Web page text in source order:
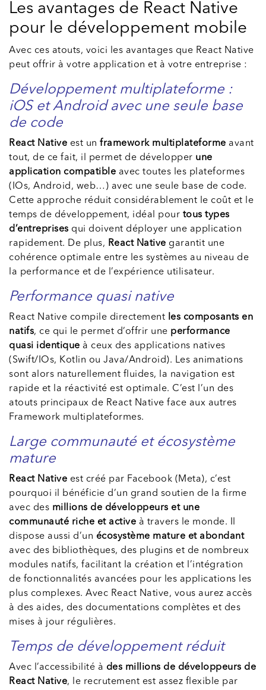
Les avantages de React Native
pour le développement mobile
Avec ces atouts, voici les avantages que React Native
peut offrir à votre application et à votre entreprise :
Développement multiplateforme :
iOS et Android avec une seule base
de code
React Native est un framework multiplateforme avant
tout, de ce fait, il permet de développer une
application compatible avec toutes les plateformes
(IOs, Android, web…) avec une seule base de code.
Cette approche réduit considérablement le coût et le
temps de développement, idéal pour tous types
d’entreprises qui doivent déployer une application
rapidement. De plus, React Native garantit une
cohérence optimale entre les systèmes au niveau de
la performance et de l’expérience utilisateur.
Performance quasi native
React Native compile directement
les composants en
natifs, ce qui le permet d’offrir une performance
quasi identique à ceux des applications natives
(Swift/IOs, Kotlin ou Java/Android). Les animations
sont alors naturellement fluides, la navigation est
rapide et la réactivité est optimale. C’est l’un des
atouts principaux de React Native face aux autres
Framework multiplateformes.
Large communauté et écosystème
mature
React Native est créé par Facebook (Meta), c’est
pourquoi il bénéficie d’un grand soutien de la firme
avec des millions de développeurs et une
communauté riche et active à travers le monde. Il
dispose aussi d’un écosystème mature et abondant
avec des bibliothèques, des plugins et de nombreux
modules natifs, facilitant la création et l’intégration
de fonctionnalités avancées pour les applications les
plus complexes. Avec React Native, vous aurez accès
à des aides, des documentations complètes et des
mises à jour régulières.
Temps de développement réduit
Avec l’accessibilité à des millions de développeurs de
React Native, le recrutement est assez flexible par